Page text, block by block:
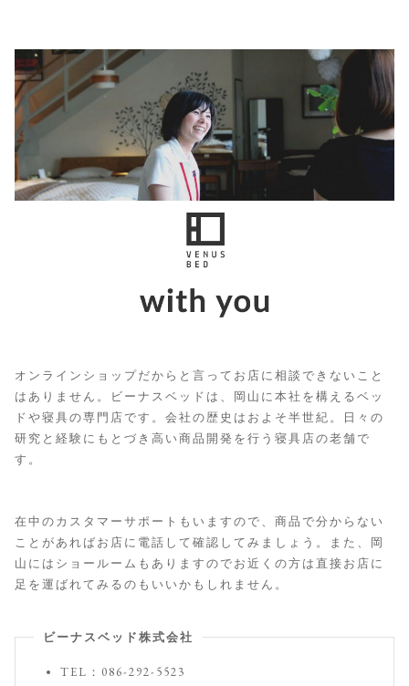
オンラインショップだからと言ってお店に相談できないこと
はありません。ビーナスベッドは、岡山に本社を構えるベッ
ドや寝具の専門店です。会社の歴史はおよそ半世紀。日々の
研究と経験にもとづき高い商品開発を行う寝具店の老舗で
す。
在中のカスタマーサポートもいますので、商品で分からない
ことがあればお店に電話して確認してみましょう。また、岡
山にはショールームもありますのでお近くの方は直接お店に
足を運ばれてみるのもいいかもしれません。
ビーナスベッド株式会社
TEL：086-292-5523